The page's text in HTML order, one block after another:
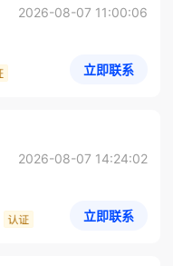
2026-08-07 11:00:06
立即联系
2026-08-07 14:24:02
立即联系